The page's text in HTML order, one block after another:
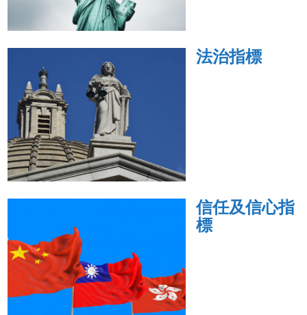
法治指標
信任及信心指
標